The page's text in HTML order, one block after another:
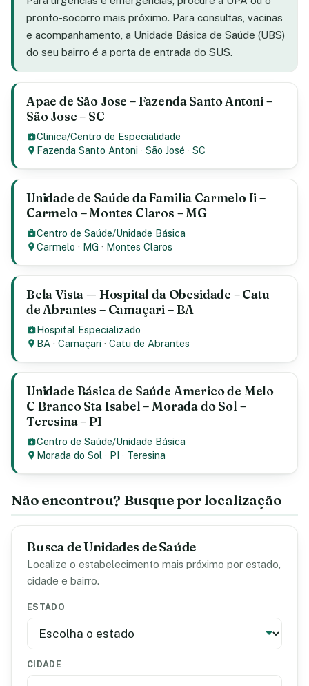
pronto-socorro mais próximo. Para consultas, vacinas
e acompanhamento, a Unidade Básica de Saúde (UBS)
do seu bairro é a porta de entrada do SUS.
Apae de São Jose – Fazenda Santo Antoni –
São Jose – SC
Clinica/Centro de Especialidade
Fazenda Santo Antoni ·São José ·SC
Unidade de Saúde da Familia Carmelo Ii –
Carmelo – Montes Claros – MG
Centro de Saúde/Unidade Básica
Carmelo · MG · Montes Claros
Bela Vista — Hospital da Obesidade – Catu
de Abrantes – Camaçari – BA
Hospital Especializado
BA ·Camaçari ·Catu de Abrantes
Unidade Básica de Saúde Americo de Melo
C Branco Sta Isabel – Morada do Sol –
Teresina – PI
Centro de Saúde/Unidade Básica
Morada do Sol · PI · Teresina
Não encontrou? Busque por localização
Busca de Unidades de Saúde
Localize o estabelecimento mais próximo por estado,
cidade e bairro.
ESTADO
CIDADE